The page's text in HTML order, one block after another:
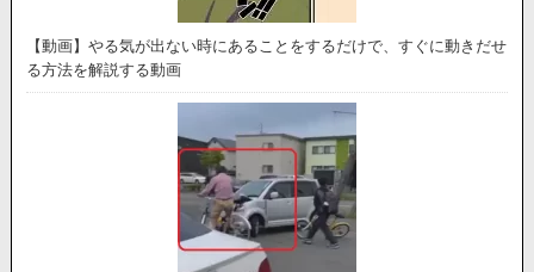
【動画】やる気が出ない時にあることをするだけで、すぐに動きだせ
る方法を解説する動画